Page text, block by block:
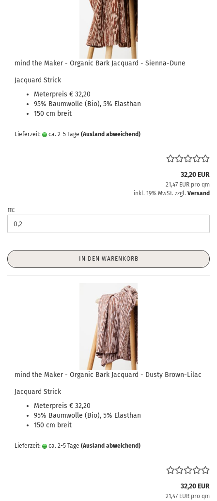
mind the Maker - Organic Bark Jacquard - Sienna-Dune
Jacquard Strick
Meterpreis € 32,20
95% Baumwolle (Bio), 5% Elasthan
150 cm breit
Lieferzeit: ca. 2-5 Tage (Ausland abweichend)
32,20 EUR
21,47 EUR pro qm
inkl. 19% MwSt. zzgl. Versand
m:
IN DEN WARENKORB
mind the Maker - Organic Bark Jacquard - Dusty Brown-Lilac
Jacquard Strick
Meterpreis € 32,20
95% Baumwolle (Bio), 5% Elasthan
150 cm breit
Lieferzeit: ca. 2-5 Tage (Ausland abweichend)
32,20 EUR
21,47 EUR pro qm